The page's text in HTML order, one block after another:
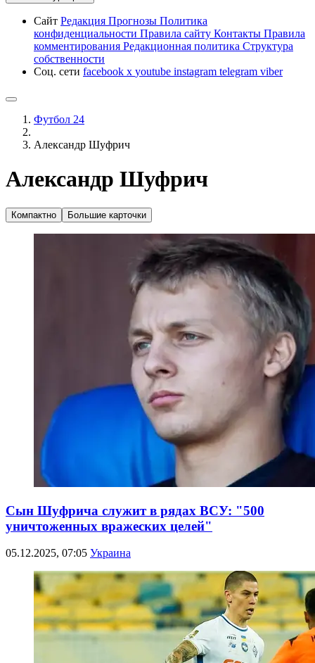
Сайт Редакция Прогнозы Политика
конфиденциальности Правила сайту Контакты Правила
комментирования Редакционная политика Структура
собственности
Соц. сети facebook x youtube instagram telegram viber
Футбол 24
Александр Шуфрич
Александр Шуфрич
Компактно Большие карточки
Сын Шуфрича служит в рядах ВСУ: "500
уничтоженных вражеских целей"
05.12.2025, 07:05 Украина